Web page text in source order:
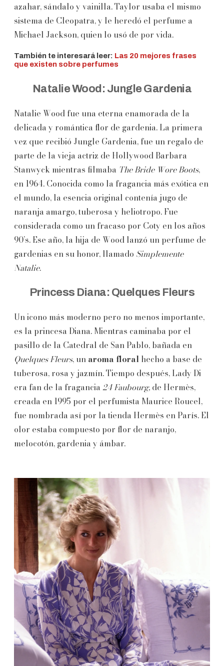
azahar, sándalo y vainilla. Taylor usaba el mismo
sistema de Cleopatra, y le heredó el perfume a
Michael Jackson, quien lo usó de por vida.
También te interesará leer: Las 20 mejores frases
que existen sobre perfumes
Natalie Wood: Jungle Gardenia
Natalie Wood fue una eterna enamorada de la
delicada y romántica flor de gardenia. La primera
vez que recibió Jungle Gardenia, fue un regalo de
parte de la vieja actriz de Hollywood Barbara
Stanwyck mientras filmaba The Bride Wore Boots,
en 1964. Conocida como la fragancia más exótica en
el mundo, la esencia original contenía jugo de
naranja amargo, tuberosa y heliotropo. Fue
considerada como un fracaso por Coty en los años
90’s. Ese año, la hija de Wood lanzó un perfume de
gardenias en su honor, llamado Simplemente
Natalie.
Princess Diana: Quelques Fleurs
Un icono más moderno pero no menos importante,
es la princesa Diana. Mientras caminaba por el
pasillo de la Catedral de San Pablo, bañada en
Quelques Fleurs, un aroma floral hecho a base de
tuberosa, rosa y jazmín. Tiempo después, Lady Di
era fan de la fragancia 24 Faubourg, de Hermès,
creada en 1995 por el perfumista Maurice Roucel,
fue nombrada así por la tienda Hermès en París. El
olor estaba compuesto por flor de naranjo,
melocotón, gardenia y ámbar.